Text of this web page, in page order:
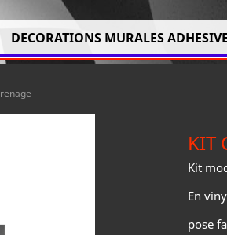
DECORATIONS MURALES
KIT
Kit
En
pose